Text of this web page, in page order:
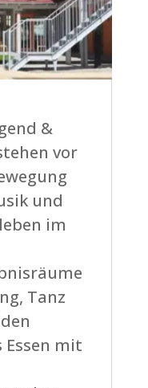
&
vor
und
im
Tanz
mit